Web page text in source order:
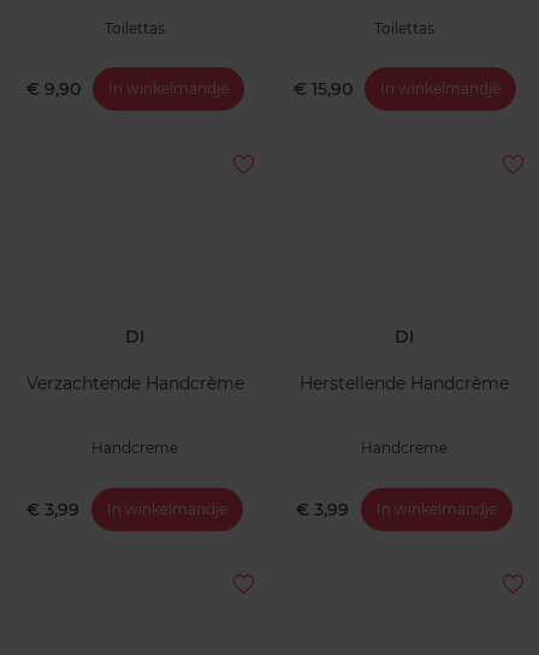
Toilettas
€ 9,90 In winkelmandje
Toilettas
€ 15,90 In winkelmandje
DI
Verzachtende Handcrème
Handcreme
€ 3,99 In winkelmandje
DI
Herstellende Handcrème
Handcreme
€ 3,99 In winkelmandje